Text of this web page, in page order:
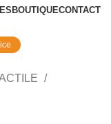
BOUTIQUECONTACT